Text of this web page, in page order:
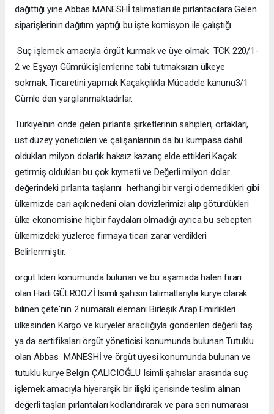
dağıttığı yine Abbas MANESHİ talimatları ile pırlantacılara Gelen
siparişlerinin dağıtım yaptığı bu işte komisyon ile çalıştığı
Suç işlemek amacıyla örgüt kurmak ve üye olmak TCK 220/1-
2 ve Eşyayı Gümrük işlemlerine tabi tutmaksızın ülkeye
sokmak, Ticaretini yapmak Kaçakçılıkla Mücadele kanunu3/1
Cümle den yargılanmaktadırlar.
Türkiye'nin önde gelen pırlanta şirketlerinin sahipleri, ortakları,
üst düzey yöneticileri ve çalışanlarının da bu kumpasa dahil
oldukları milyon dolarlık haksız kazanç elde ettikleri Kaçak
getirmiş oldukları bu çok kıymetli ve Değerli milyon dolar
değerindeki pırlanta taşlarını herhangi bir vergi ödemedikleri gibi
ülkemizde cari açık nedeni olan dövizlerimizi alıp götürdükleri
ülke ekonomisine hiçbir faydaları olmadığı ayrıca bu sebepten
ülkemizdeki yüzlerce firmaya ticari zarar verdikleri
Belirlenmiştir.
örgüt lideri konumunda bulunan ve bu aşamada halen firari
olan Hadi GÜLROOZİ Isimli şahısın talimatlarıyla kurye olarak
bilinen çete'nin 2 numaralı elemanı Birleşik Arap Emirlikleri
ülkesinden Kargo ve kuryeler aracılığıyla gönderilen değerli taş
ya da sertifikaları örgüt yöneticisi konumunda bulunan Tutuklu
olan Abbas MANESHİ ve örgüt üyesi konumunda bulunan ve
tutuklu kurye Belgin ÇALICIOĞLU Isimli şahıslar arasında suç
işlemek amacıyla hiyerarşik bir ilişki içerisinde teslim alınan
değerli taşları pırlantaları kodlandırarak ve para seri numarası